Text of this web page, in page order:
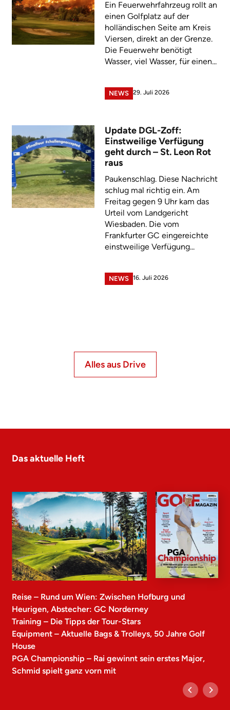
Ein Feuerwehrfahrzeug rollt an
einen Golfplatz auf der
holländischen Seite am Kreis
Viersen, direkt an der Grenze.
Die Feuerwehr benötigt
Wasser, viel Wasser, für einen...
NEWS 29. Juli 2026
Update DGL-Zoff:
Einstweilige Verfügung
geht durch – St. Leon Rot
raus
Paukenschlag. Diese Nachricht
schlug mal richtig ein. Am
Freitag gegen 9 Uhr kam das
Urteil vom Landgericht
Wiesbaden. Die vom
Frankfurter GC eingereichte
einstweilige Verfügung...
NEWS 16. Juli 2026
Alles aus Drive
Das aktuelle Heft
Reise – Rund um Wien: Zwischen Hofburg und
Heurigen, Abstecher: GC Norderney
Training – Die Tipps der Tour-Stars
Equipment – Aktuelle Bags & Trolleys, 50 Jahre Golf
House
PGA Championship – Rai gewinnt sein erstes Major,
Schmid spielt ganz vorn mit